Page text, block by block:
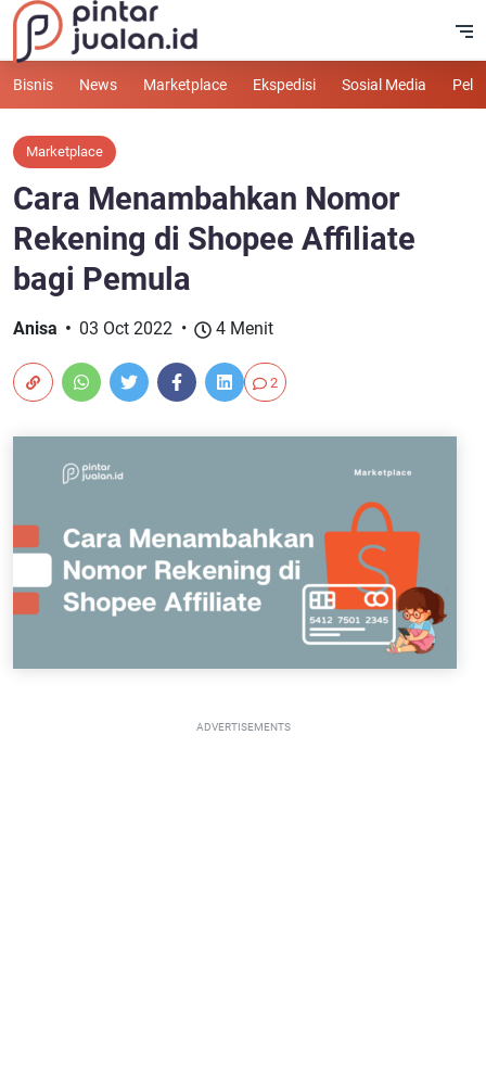
Bisnis News Marketplace Ekspedisi Sosial Media
Marketplace
Cara Menambahkan Nomor
Rekening di Shopee Affiliate
bagi Pemula
Anisa 03 Oct 2022 4 Menit
2
ADVERTISEMENTS